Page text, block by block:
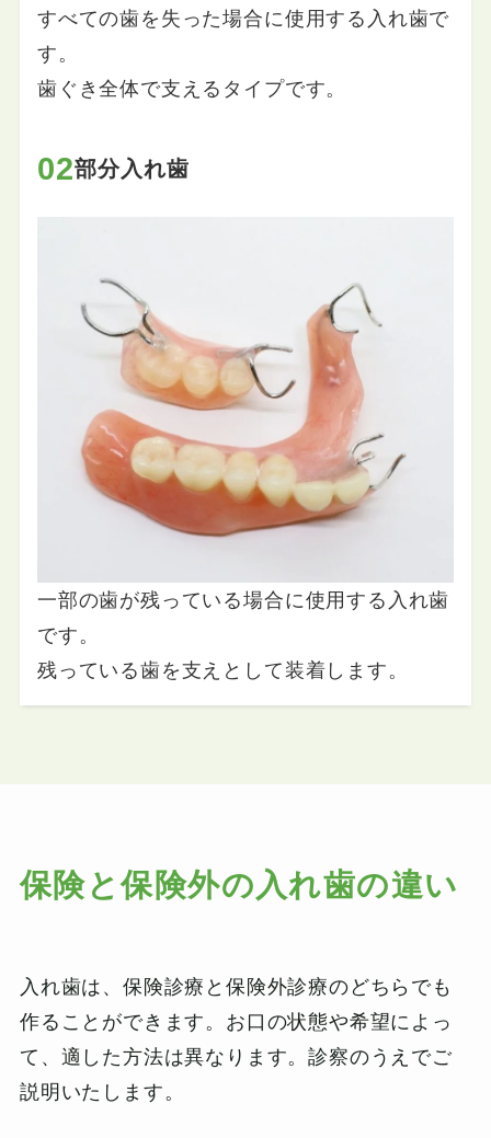
すべての歯を失った場合に使用する入れ歯で
す。
歯ぐき全体で支えるタイプです。
02部分入れ歯
一部の歯が残っている場合に使用する入れ歯
です。
残っている歯を支えとして装着します。
保険と保険外の入れ歯の違い
入れ歯は、保険診療と保険外診療のどちらでも
作ることができます。お口の状態や希望によっ
て、適した方法は異なります。診察のうえでご
説明いたします。